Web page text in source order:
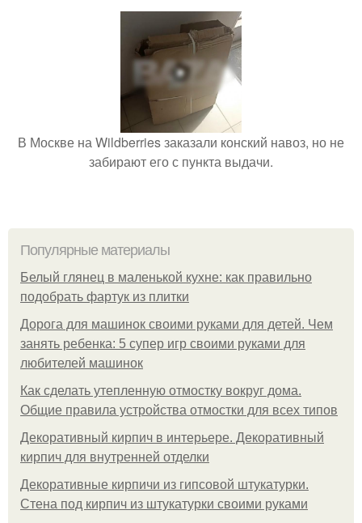
В Москве на Wildberries заказали конский навоз, но не
забирают его с пункта выдачи.
Популярные материалы
Белый глянец в маленькой кухне: как правильно
подобрать фартук из плитки
Дорога для машинок своими руками для детей. Чем
занять ребенка: 5 супер игр своими руками для
любителей машинок
Как сделать утепленную отмостку вокруг дома.
Общие правила устройства отмостки для всех типов
Декоративный кирпич в интерьере. Декоративный
кирпич для внутренней отделки
Декоративные кирпичи из гипсовой штукатурки.
Стена под кирпич из штукатурки своими руками